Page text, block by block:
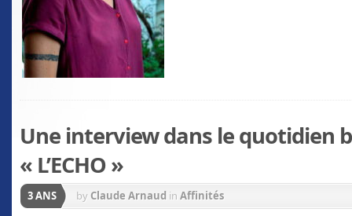
Une interview dans le quotidien
« L’ECHO »
3 ANS by Claude Arnaud in Affinités